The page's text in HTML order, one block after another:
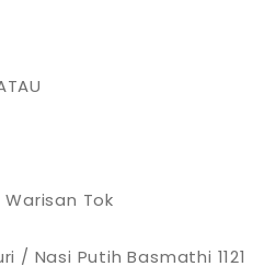
Tok
/ Nasi Putih Basmathi 1121